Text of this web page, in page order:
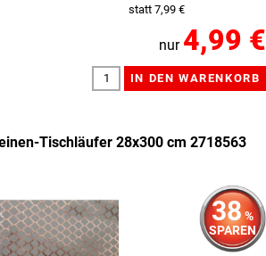
statt 7,99 €
nur 4,99 €
Tischläufer 28x300 cm 2718563
38 %
SPAREN